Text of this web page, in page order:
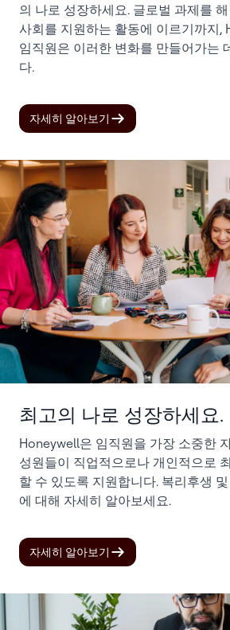
의 나로 성장하세요. 글로벌 과제를
사회를 지원하는 활동에 이르기까지,
임직원은 이러한 변화를 만들어가는
다.
자세히 알아보기
최고의 나로 성장하세요.
Honeywell은 임직원을 가장 소중한
성원들이 직업적으로나 개인적으로
할 수 있도록 지원합니다. 복리후생
에 대해 자세히 알아보세요.
자세히 알아보기